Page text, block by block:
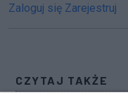
Zaloguj się Zarejestruj
CZYTAJ TAKŻE